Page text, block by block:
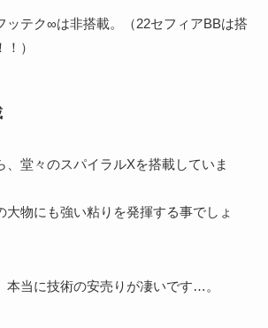
ッテク∞は非搭載。（22セフィアBBは搭
）
、堂々のスパイラルXを搭載していま
大物にも強い粘りを発揮する事でしょ
本当に技術の安売りが凄いです…。